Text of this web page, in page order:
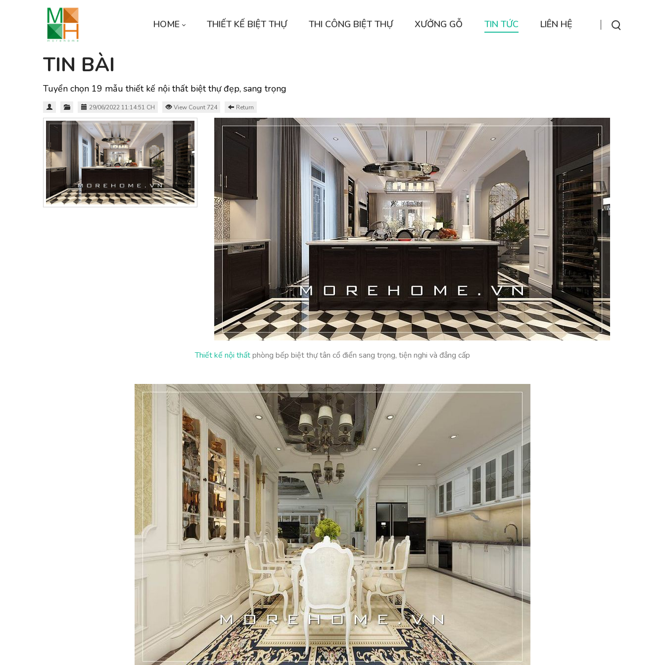
HOME THIẾT KẾ BIỆT THỰ THI CÔNG BIỆT THỰ XƯỞNG GỖ TIN TỨC LIÊN HỆ
TIN BÀI
Tuyển chọn 19 mẫu thiết kế nội thất biệt thự đẹp, sang trọng
29/06/2022 11:14:51 CH View Count 724 Return
Thiết kế nội thấtphòng bếp biệt thự tân cổ điển sang trọng, tiện nghi và đẳng cấp